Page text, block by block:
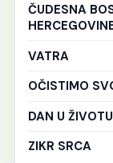
ČUDESNA
VATRA
OČISTIMO
DAN U
ZIKR SRCA